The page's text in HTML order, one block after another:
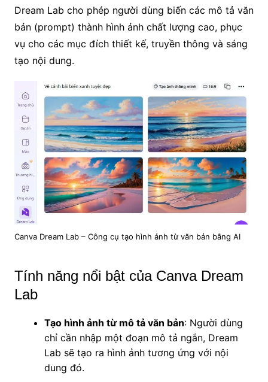
Dream Lab cho phép người dùng biến các mô tả văn
bản (prompt) thành hình ảnh chất lượng cao, phục
vụ cho các mục đích thiết kế, truyền thông và sáng
tạo nội dung.
Canva Dream Lab – Công cụ tạo hình ảnh từ văn bản bằng AI
Tính năng nổi bật của Canva Dream
Lab
Tạo hình ảnh từ mô tả văn bản: Người dùng
chỉ cần nhập một đoạn mô tả ngắn, Dream
Lab sẽ tạo ra hình ảnh tương ứng với nội
dung đó.